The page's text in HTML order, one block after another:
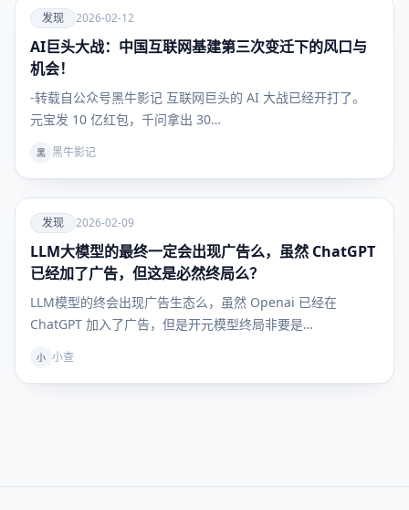
爱
发现
发现 2026-02-12
AI巨头大战：中国互联网基建第三次变迁下的风口与
机会！
-转载自公众号黑牛影记 互联网巨头的 AI 大战已经开打了。
元宝发 10 亿红包，千问拿出 30…
黑 黑牛影记
爱
发现
发现 2026-02-09
LLM大模型的最终一定会出现广告么，虽然 ChatGPT
已经加了广告，但这是必然终局么？
LLM模型的终会出现广告生态么，虽然 Openai 已经在
ChatGPT 加入了广告，但是开元模型终局非要是…
小 小查